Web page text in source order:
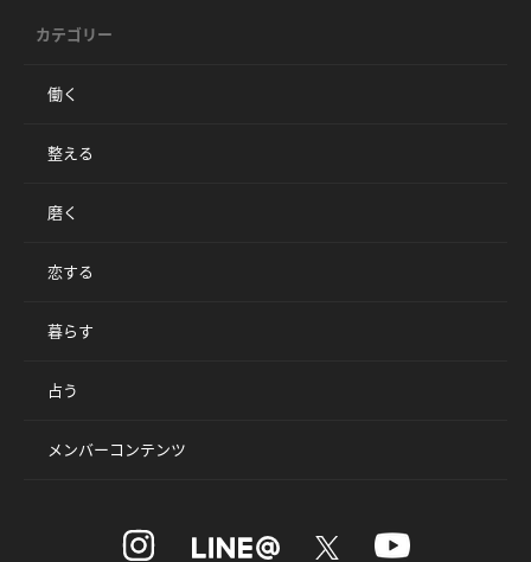
カテゴリー
働く
整える
磨く
恋する
暮らす
占う
メンバーコンテンツ